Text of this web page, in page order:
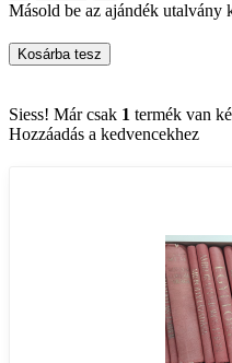
Másold be az ajándék utalvány
Kosárba tesz
Siess! Már csak 1 termék van
Hozzáadás a kedvencekhez